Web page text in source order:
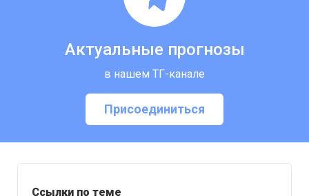
Ссылки по теме
Актуальные прогнозы
в нашем ТГ-канале
Присоединиться